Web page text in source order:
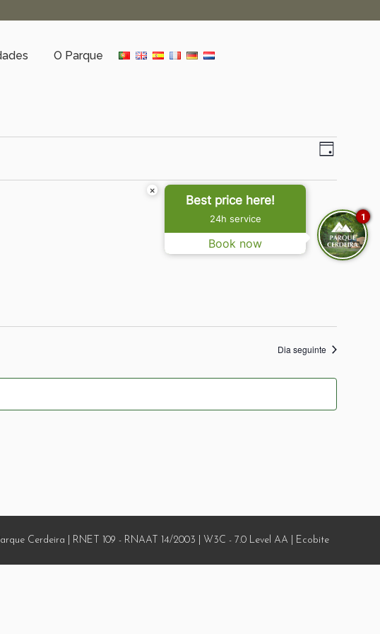
O Parque
de
de
Dia
Dia seguinte
Cerdeira | RNET 109 - RNAAT 14/2003 | W3C - 7.0 Level AA | Ecobite
×
Best price here!
24h service
Book now
1